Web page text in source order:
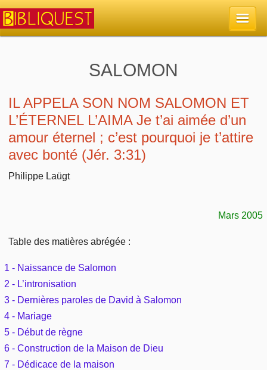
Retour à l'accueil
Quoi de neuf sur Bibliquest
Sujets d'actualité
Autres sites chrétiens
Outils
Paramètres
Lisez la Bible
Études et commentaires par passage
Lecture Journalière
Sujets
L'Évangile, le Salut
Mort, résurrection
L'Église, l'Assemblée
Commentaires
Édification
Commentaires journaliers
COURS Bibliques - GUIDES de lecture
Rechercher dans le site
Sujets de A à Z
Ouvrages de A à Z
Sommaires
Aperçus Livres de la Bible
Autres FAQ
SALOMON
IL APPELA SON NOM SALOMON ET
L’ÉTERNEL L’AIMA Je t’ai aimée d’un
amour éternel ; c’est pourquoi je t’attire
avec bonté (Jér. 3:31)
Philippe Laügt
Mars 2005
Table des matières abrégée :
1 - Naissance de Salomon
2 - L’intronisation
3 - Dernières paroles de David à Salomon
4 - Mariage
5 - Début de règne
6 - Construction de la Maison de Dieu
7 - Dédicace de la maison